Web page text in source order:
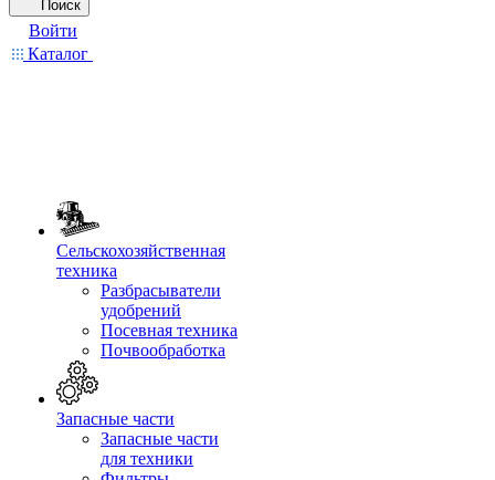
Поиск
Войти
Каталог
Сельскохозяйственная
техника
Разбрасыватели
удобрений
Посевная техника
Почвообработка
Запасные части
Запасные части
для техники